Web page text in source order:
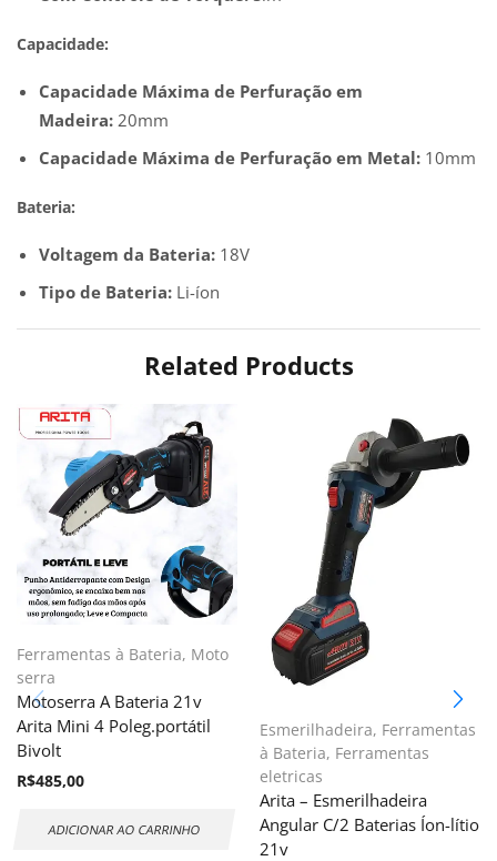
Capacidade:
Capacidade Máxima de Perfuração em
Madeira: 20mm
Capacidade Máxima de Perfuração em Metal: 10mm
Bateria:
Voltagem da Bateria: 18V
Tipo de Bateria: Li-íon
Related Products
Ferramentas à Bateria, Moto
serra
Motoserra A Bateria 21v
Arita Mini 4 Poleg.portátil
Bivolt
R$485,00
ADICIONAR AO CARRINHO
Esmerilhadeira, Ferramentas
à Bateria, Ferramentas
eletricas
Arita – Esmerilhadeira
Angular C/2 Baterias Íon-lítio
21v